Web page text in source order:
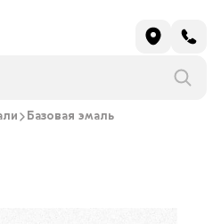
Базовая эмаль